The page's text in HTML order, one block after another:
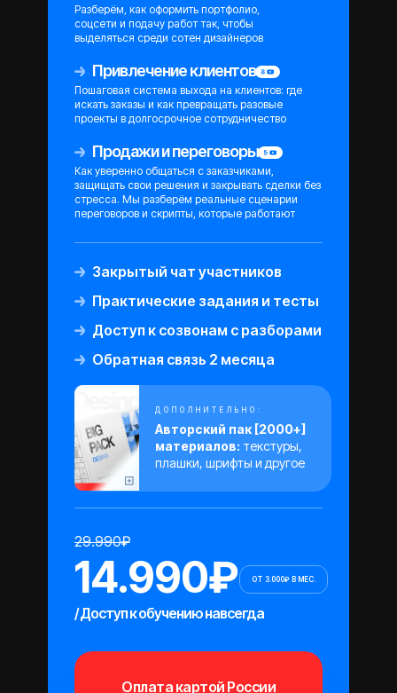
Закрытый чат участников
Практические задания и тесты
Доступ к созвонам с разборами
Обратная связь 2 месяца
Авторский пак [2000+]
материалов: текстуры,
плашки, шрифты и другое
ДОПОЛНИТЕЛЬНО:
/ Доступ к обучению навсегда
29.990₽
ОТ 3.000₽ В МЕС.
14.990₽
Оплата картой России
Разберём, как оформить портфолио,
соцсети и подачу работ так, чтобы
выделяться среди сотен дизайнеров
Пошаговая система выхода на клиентов: где
искать заказы и как превращать разовые
проекты в долгосрочное сотрудничество
Привлечение клиентов
Как уверенно общаться с заказчиками,
защищать свои решения и закрывать сделки без
стресса. Мы разберём реальные сценарии
переговоров и скрипты, которые работают
Продажи и переговоры